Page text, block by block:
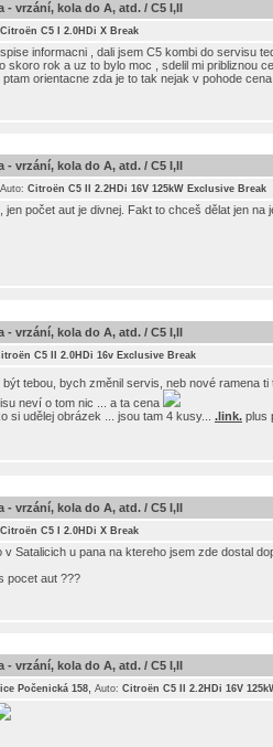
- vrzání, kola do A, atd. / C5 I,II
Citroën C5 I 2.0HDi X Break
informacni , dali jsem C5 kombi do servisu
skoro rok a uz to bylo moc , sdelil mi pribliznou
orientacne zda je to tak nejak v pohode
- vrzání, kola do A, atd. / C5 I,II
Auto: Citroën C5 II 2.2HDi 16V 125kW Exclusive Break
jen počet aut je divnej. Fakt to chceš dělat jen na
- vrzání, kola do A, atd. / C5 I,II
C5 II 2.0HDi 16v Exclusive Break
být tebou, bych změnil servis, neb nové ramena
neví o tom nic ... a ta cena
si udělej obrázek ... jsou tam 4 kusy... .link. plus
- vrzání, kola do A, atd. / C5 I,II
Citroën C5 I 2.0HDi X Break
v Satalicich u pana na ktereho jsem zde dostal
pocet aut ???
- vrzání, kola do A, atd. / C5 I,II
Počenická 158 Auto: Citroën C5 II 2.2HDi 16V